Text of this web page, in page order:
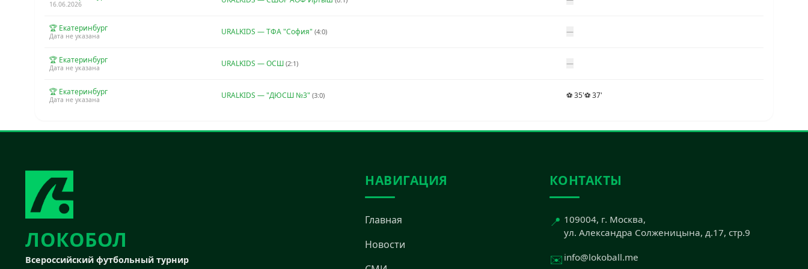
16.06.2026
🏆 Екатеринбург
Дата не указана URALKIDS — ТФА "София" (4:0) —
🏆 Екатеринбург
Дата не указана URALKIDS — ОСШ (2:1) —
🏆 Екатеринбург
Дата не указана URALKIDS — "ДЮСШ №3" (3:0) ⚽ 35'⚽ 37'
ЛОКОБОЛ
Всероссийский футбольный турнир
НАВИГАЦИЯ
Главная
Новости
КОНТАКТЫ
📍 109004, г. Москва,
ул. Александра Солженицына, д.17, стр.9
✉️ info@lokoball.me